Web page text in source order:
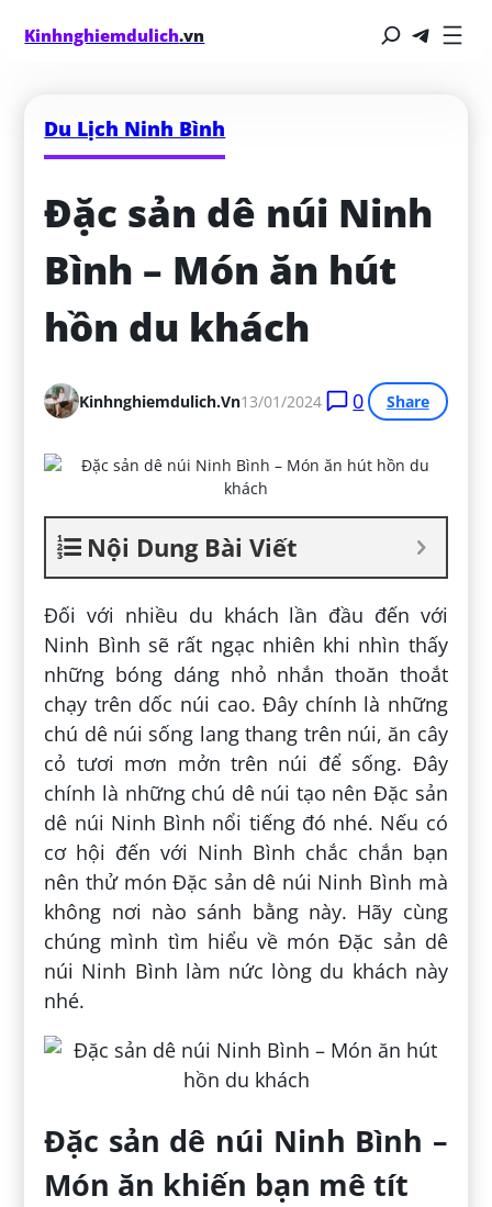
Kinhnghiemdulich.vn
Du Lịch Ninh Bình
Đặc sản dê núi Ninh
Bình – Món ăn hút
hồn du khách
Kinhnghiemdulich.vn13/01/2024 0 Share
Nội Dung Bài Viết
Đối với nhiều du khách lần đầu đến với
Ninh Bình sẽ rất ngạc nhiên khi nhìn thấy
những bóng dáng nhỏ nhắn thoăn thoắt
chạy trên dốc núi cao. Đây chính là những
chú dê núi sống lang thang trên núi, ăn cây
cỏ tươi mơn mởn trên núi để sống. Đây
chính là những chú dê núi tạo nên Đặc sản
dê núi Ninh Bình nổi tiếng đó nhé. Nếu có
cơ hội đến với Ninh Bình chắc chắn bạn
nên thử món Đặc sản dê núi Ninh Bình mà
không nơi nào sánh bằng này. Hãy cùng
chúng mình tìm hiểu về món Đặc sản dê
núi Ninh Bình làm nức lòng du khách này
nhé.
Đặc sản dê núi Ninh Bình –
Món ăn khiến bạn mê tít